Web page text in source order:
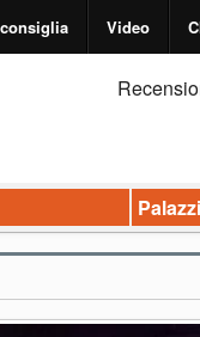
Video